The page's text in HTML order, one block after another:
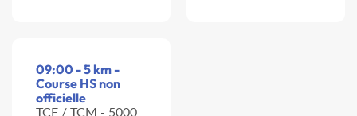
09:00 - 5 km -
Course HS non
officielle
TCF / TCM - 5000